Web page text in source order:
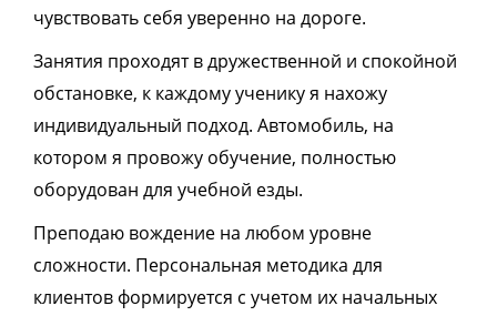
чувствовать себя уверенно на дороге.
Занятия проходят в дружественной и спокойной
обстановке, к каждому ученику я нахожу
индивидуальный подход. Автомобиль, на
котором я провожу обучение, полностью
оборудован для учебной езды.
Преподаю вождение на любом уровне
сложности. Персональная методика для
клиентов формируется с учетом их начальных